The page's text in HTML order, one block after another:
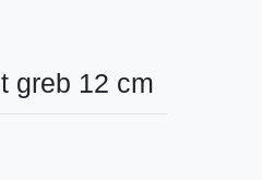
greb 12 cm